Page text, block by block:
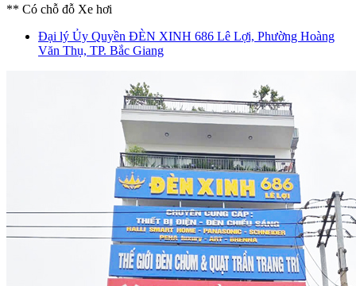
** Có chỗ đỗ Xe hơi
Đại lý Ủy Quyền ĐÈN XINH 686 Lê Lợi, Phường Hoàng
Văn Thụ, TP. Bắc Giang